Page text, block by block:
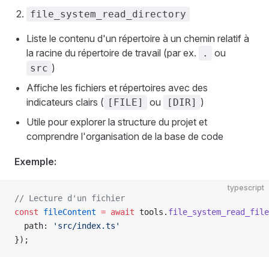
file_system_read_directory
Liste le contenu d'un répertoire à un chemin relatif à
la racine du répertoire de travail (par ex.
. ou
src )
Affiche les fichiers et répertoires avec des
indicateurs clairs ( [FILE] ou [DIR] )
Utile pour explorer la structure du projet et
comprendre l'organisation de la base de code
Exemple:
typescript
// Lecture d'un fichier
const fileContent = await tools. file_system_read_file
  path:
'src/index.ts'
});